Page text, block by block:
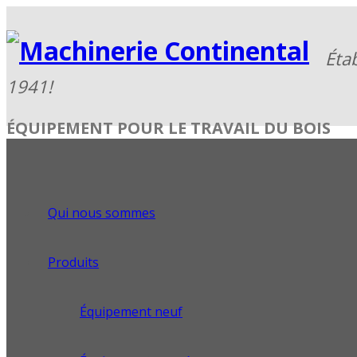
ÉQUIPEMENT POUR LE TRAVAIL DU BOIS
Qui nous sommes
Produits
Équipement neuf